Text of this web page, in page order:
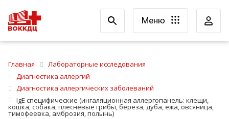
Меню
Главная
Лабораторные исследования
Диагностика аллергий
Диагностика аллергических заболеваний
IgE специфические (ингаляционная аллергопанель: клещи,
кошка, собака, плесневые грибы, береза, дуба, ежа, овсяница,
тимофеевка, амброзия, полынь)